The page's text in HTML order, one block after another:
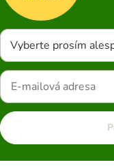
Vyberte prosím